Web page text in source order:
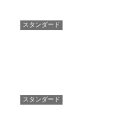
スタンダード
スタンダード